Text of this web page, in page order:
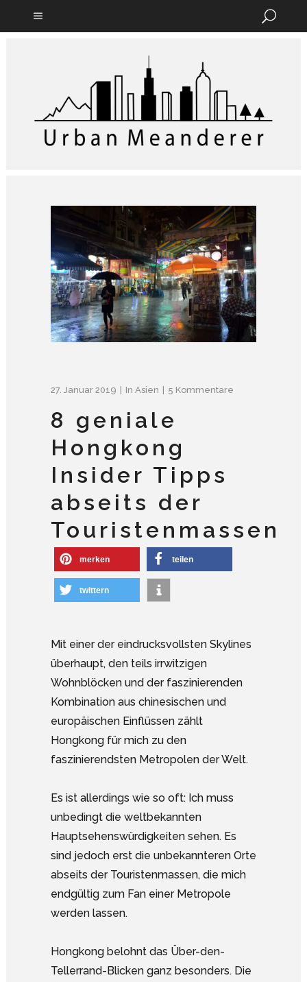
27. Januar 2019 In Asien 5 Kommentare
8 geniale
Hongkong
Insider Tipps
abseits der
Touristenmassen
merken teilen
twittern
Mit einer der eindrucksvollsten Skylines
überhaupt, den teils irrwitzigen
Wohnblöcken und der faszinierenden
Kombination aus chinesischen und
europäischen Einflüssen zählt
Hongkong für mich zu den
faszinierendsten Metropolen der Welt.
Es ist allerdings wie so oft: Ich muss
unbedingt die weltbekannten
Hauptsehenswürdigkeiten sehen. Es
sind jedoch erst die unbekannteren Orte
abseits der Touristenmassen, die mich
endgültig zum Fan einer Metropole
werden lassen.
Hongkong belohnt das Über-den-
Tellerrand-Blicken ganz besonders. Die